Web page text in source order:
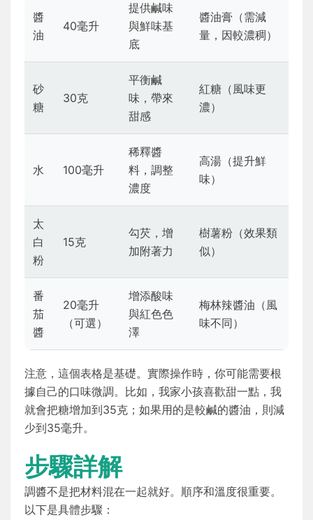
醬
油
40毫升
提供鹹味
與鮮味基
底
醬油膏（需減
量，因較濃稠）
砂
糖
30克
平衡鹹
味，帶來
甜感
紅糖（風味更
濃）
水 100毫升
稀釋醬
料，調整
濃度
高湯（提升鮮
味）
太
白
粉
15克
勾芡，增
加附著力
樹薯粉（效果類
似）
番
茄
醬
20毫升
（可選）
增添酸味
與紅色色
澤
梅林辣醬油（風
味不同）
注意，這個表格是基礎。實際操作時，你可能需要根
據自己的口味微調。比如，我家小孩喜歡甜一點，我
就會把糖增加到35克；如果用的是較鹹的醬油，則減
少到35毫升。
步驟詳解
調醬不是把材料混在一起就好。順序和溫度很重要。
以下是具體步驟：